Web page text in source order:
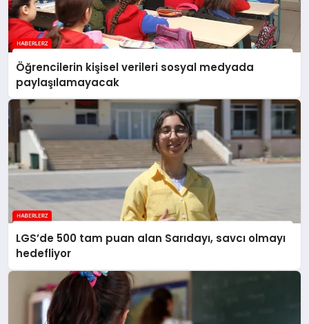
Öğrencilerin kişisel verileri sosyal medyada
paylaşılamayacak
LGS’de 500 tam puan alan Sarıdayı, savcı olmayı
hedefliyor